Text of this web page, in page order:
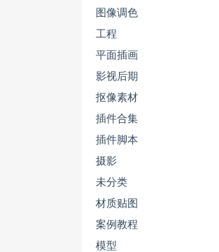
图像调色
工程
平面插画
影视后期
抠像素材
插件合集
插件脚本
摄影
未分类
材质贴图
案例教程
模型